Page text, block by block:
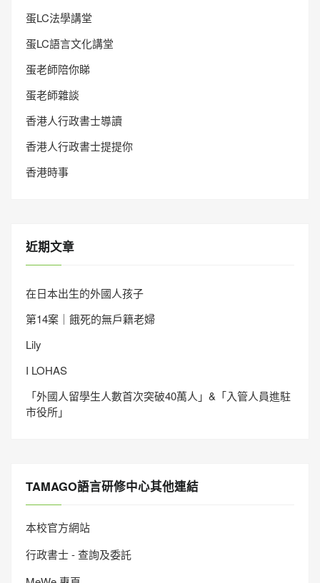
蛋LC法學講堂
蛋LC語言文化講堂
蛋老師陪你睇
蛋老師雜談
香港人行政書士導讀
香港人行政書士提提你
香港時事
近期文章
在日本出生的外國人孩子
第14案｜餓死的無戶籍老婦
Lily
I LOHAS
「外國人留學生人數首次突破40萬人」&「入管人員進駐
市役所」
TAMAGO語言研修中心其他連結
本校官方網站
行政書士 - 查詢及委託